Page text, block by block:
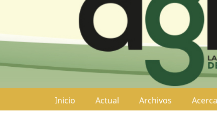
Inicio Actual Archivos